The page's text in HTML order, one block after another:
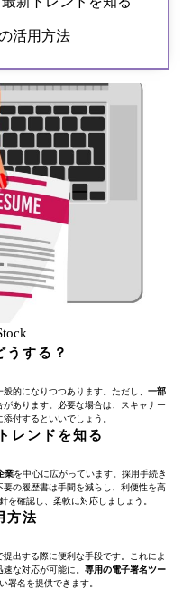
活用方法
する？
的になりつつあります。ただし、 一部
があります。必要な場合は、スキャナー
付するといいでしょう。
レンドを知る
業を中心に広がっています。採用手続き
の履歴書は手間を減らし、利便性を高
を確認し、柔軟に対応しましょう。
方法
出する際に便利な手段です。これによ
な対応が可能に。 専用の電子署名ツー
署名を提供できます。